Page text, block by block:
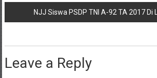
NJJ Siswa PSDP TNI A-92 TA 2017 Di
Leave a Reply